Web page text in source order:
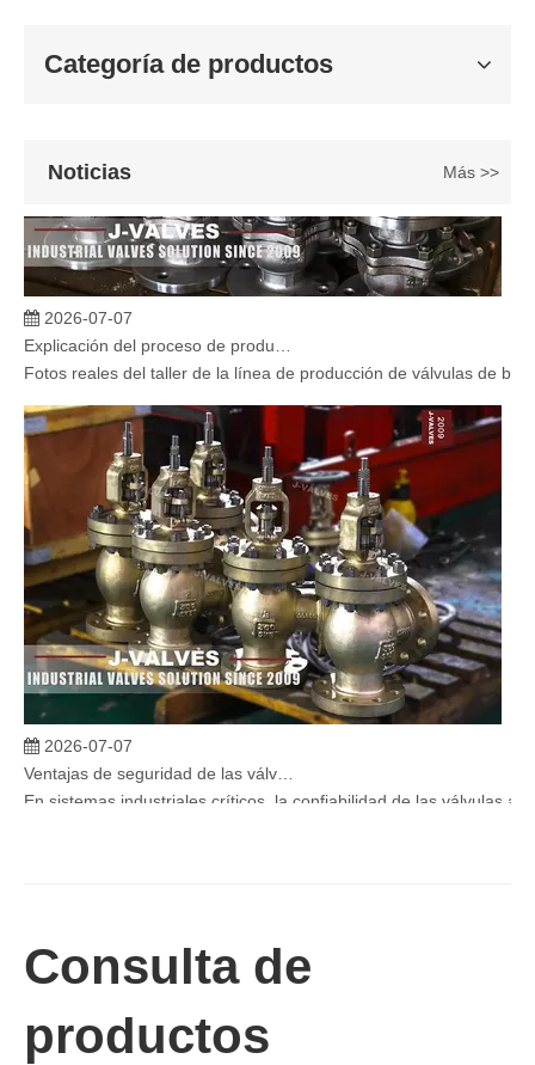
Categoría de productos
Noticias Más >>
Fotos reales del taller de la línea de producción de válvulas de
En sistemas industriales críticos, la confiabilidad de las válvulas
Consulta de
productos